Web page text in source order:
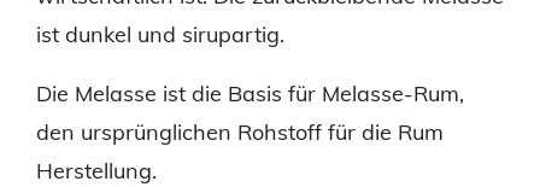
ist dunkel und sirupartig.
Die Melasse ist die Basis für Melasse-Rum,
den ursprünglichen Rohstoff für die Rum
Herstellung.